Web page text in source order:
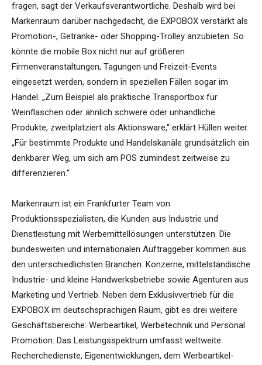
fragen, sagt der Verkaufsverantwortliche. Deshalb wird bei
Markenraum darüber nachgedacht, die EXPOBOX verstärkt als
Promotion-, Getränke- oder Shopping-Trolley anzubieten. So
könnte die mobile Box nicht nur auf größeren
Firmenveranstaltungen, Tagungen und Freizeit-Events
eingesetzt werden, sondern in speziellen Fällen sogar im
Handel. „Zum Beispiel als praktische Transportbox für
Weinflaschen oder ähnlich schwere oder unhandliche
Produkte, zweitplatziert als Aktionsware,“ erklärt Hüllen weiter.
„Für bestimmte Produkte und Handelskanäle grundsätzlich ein
denkbarer Weg, um sich am POS zumindest zeitweise zu
differenzieren.“
Markenraum ist ein Frankfurter Team von
Produktionsspezialisten, die Kunden aus Industrie und
Dienstleistung mit Werbemittellösungen unterstützen. Die
bundesweiten und internationalen Auftraggeber kommen aus
den unterschiedlichsten Branchen: Konzerne, mittelständische
Industrie- und kleine Handwerksbetriebe sowie Agenturen aus
Marketing und Vertrieb. Neben dem Exklusivvertrieb für die
EXPOBOX im deutschsprachigen Raum, gibt es drei weitere
Geschäftsbereiche: Werbeartikel, Werbetechnik und Personal
Promotion. Das Leistungsspektrum umfasst weltweite
Recherchedienste, Eigenentwicklungen, dem Werbeartikel-